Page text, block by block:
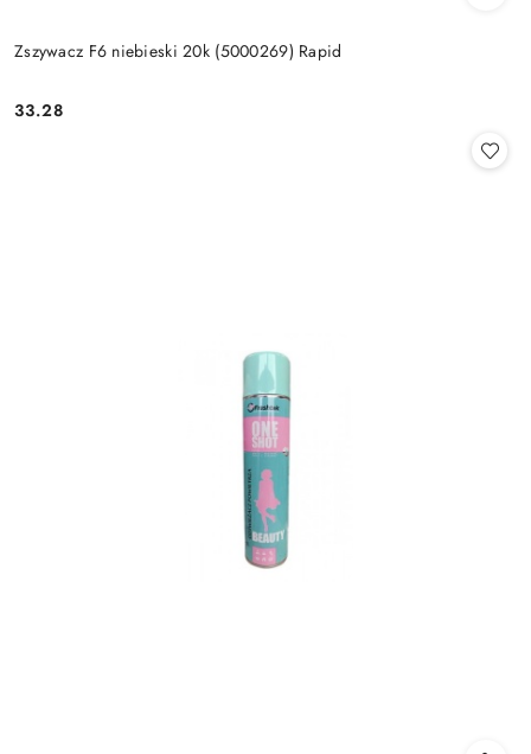
Zszywacz F6 niebieski 20k (5000269) Rapid
Cena:
33.28